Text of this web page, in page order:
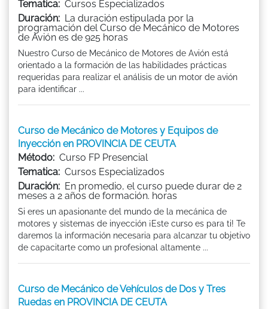
Tematica: Cursos Especializados
Duración: La duración estipulada por la
programación del Curso de Mecánico de Motores
de Avión es de 925 horas
Nuestro Curso de Mecánico de Motores de Avión está
orientado a la formación de las habilidades prácticas
requeridas para realizar el análisis de un motor de avión
para identificar ...
Curso de Mecánico de Motores y Equipos de
Inyección en PROVINCIA DE CEUTA
Método: Curso FP Presencial
Tematica: Cursos Especializados
Duración: En promedio, el curso puede durar de 2
meses a 2 años de formación. horas
Si eres un apasionante del mundo de la mecánica de
motores y sistemas de inyección ¡Este curso es para ti! Te
daremos la información necesaria para alcanzar tu objetivo
de capacitarte como un profesional altamente ...
Curso de Mecánico de Vehículos de Dos y Tres
Ruedas en PROVINCIA DE CEUTA